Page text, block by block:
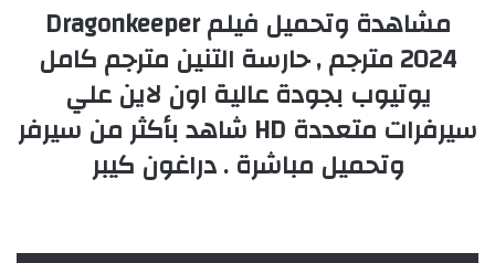
مشاهدة وتحميل فيلم Dragonkeeper
2024 مترجم , حارسة التنين مترجم كامل
يوتيوب بجودة عالية اون لاين علي
سيرفرات متعددة HD شاهد بأكثر من سيرفر
وتحميل مباشرة . دراغون كيبر